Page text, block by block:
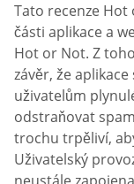
Tato recenze
části aplikace a
Hot or Not. Z
závěr, že
uživatelům
odstraňovat
trochu trpěliví,
Uživatelský